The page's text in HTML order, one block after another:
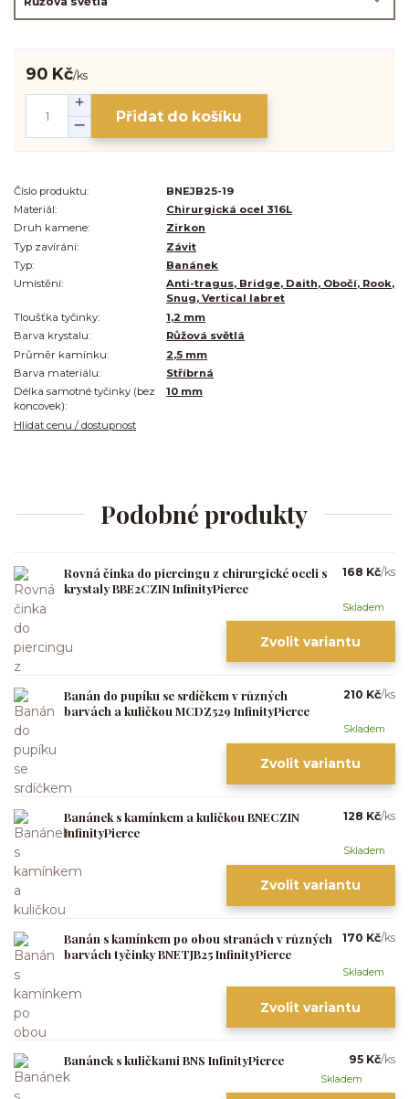
90 Kč/ks
Přidat do košíku
Číslo produktu:
BNEJB25-19
Materiál:
Chirurgická ocel 316L
Druh kamene:
Zirkon
Typ zavírání:
Závit
Typ:
Banánek
Umístění:
Anti-tragus, Bridge, Daith, Obočí, Rook,
Snug, Vertical labret
Tloušťka tyčinky:
1,2 mm
Barva krystalu:
Růžová světlá
Průměr kamínku:
2,5 mm
Barva materiálu:
Stříbrná
Délka samotné tyčinky (bez
koncovek):
10 mm
Hlídat cenu / dostupnost
Podobné produkty
Rovná činka do piercingu z chirurgické oceli s
krystaly BBE2CZIN InfinityPierce
168 Kč/ks
Skladem
Zvolit variantu
Banán do pupíku se srdíčkem v různých
barvách a kuličkou MCDZ529 InfinityPierce
210 Kč/ks
Skladem
Zvolit variantu
Banánek s kamínkem a kuličkou BNECZIN
InfinityPierce
128 Kč/ks
Skladem
Zvolit variantu
Banán s kamínkem po obou stranách v různých
barvách tyčinky BNETJB25 InfinityPierce
170 Kč/ks
Skladem
Zvolit variantu
Banánek s kuličkami BNS InfinityPierce 95 Kč/ks
Skladem